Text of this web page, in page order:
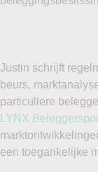
Justin schrijft
beurs,
particuliere
LYNX
een toegankelijke